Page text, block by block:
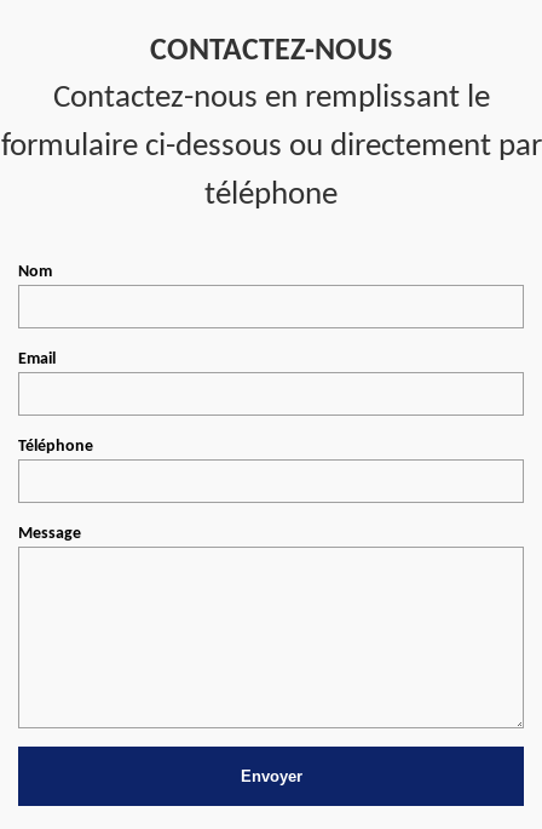
CONTACTEZ-NOUS
Contactez-nous en remplissant le
formulaire ci-dessous ou directement par
téléphone
Nom
Email
Téléphone
Message